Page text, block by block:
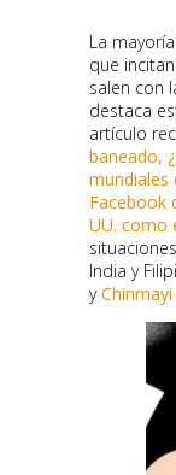
La
que
salen con
destaca
artículo
baneado,
mundiales
Facebook
UU. como
India y
y